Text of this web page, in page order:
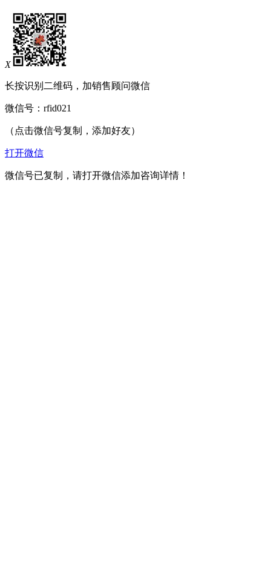
X
长按识别二维码，加销售顾问微信
微信号： rfid021
（点击微信号复制，添加好友）
打开微信
微信号已复制，请打开微信添加咨询详情！